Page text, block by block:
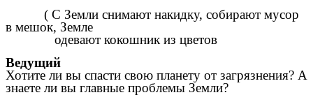
( С Земли снимают накидку, собирают мусор
в мешок, Земле
одевают кокошник из цветов
Ведущий
Хотите ли вы спасти свою планету от загрязнения? А
знаете ли вы главные проблемы Земли?